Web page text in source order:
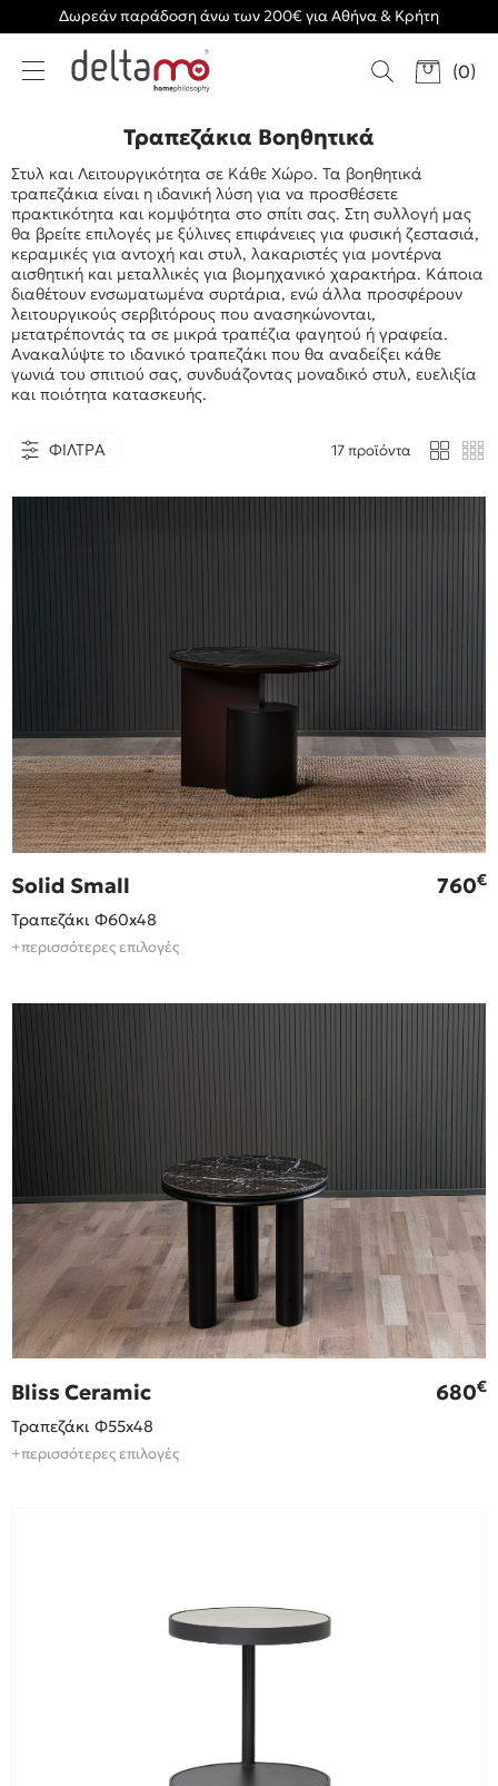
Δωρεάν παράδοση άνω των 200€ για Αθήνα & Κρήτη
(0)
Τραπεζάκια Βοηθητικά
Στυλ και Λειτουργικότητα σε Κάθε Χώρο. Τα βοηθητικά
τραπεζάκια είναι η ιδανική λύση για να προσθέσετε
πρακτικότητα και κομψότητα στο σπίτι σας. Στη συλλογή μας
θα βρείτε επιλογές με ξύλινες επιφάνειες για φυσική ζεστασιά,
κεραμικές για αντοχή και στυλ, λακαριστές για μοντέρνα
αισθητική και μεταλλικές για βιομηχανικό χαρακτήρα. Κάποια
διαθέτουν ενσωματωμένα συρτάρια, ενώ άλλα προσφέρουν
λειτουργικούς σερβιτόρους που ανασηκώνονται,
μετατρέποντάς τα σε μικρά τραπέζια φαγητού ή γραφεία.
Ανακαλύψτε το ιδανικό τραπεζάκι που θα αναδείξει κάθε
γωνιά του σπιτιού σας, συνδυάζοντας μοναδικό στυλ, ευελιξία
και ποιότητα κατασκευής.
ΦΙΛΤΡΑ 17 προϊόντα
Solid Small 760€
Τραπεζάκι Φ60x48
+περισσότερες επιλογές
Bliss Ceramic 680€
Τραπεζάκι Φ55x48
+περισσότερες επιλογές